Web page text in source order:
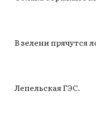
В зелени прячутся
Лепельская ГЭС.